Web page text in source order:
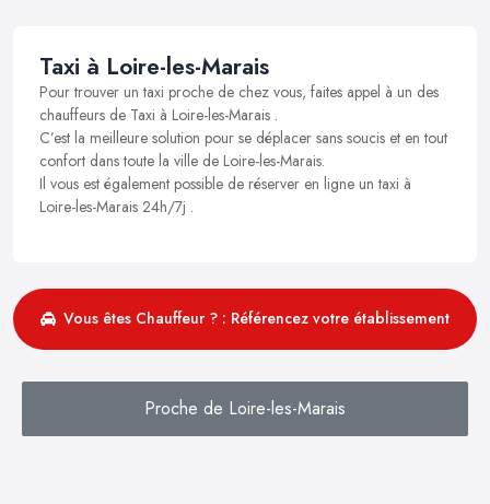
Taxi à Loire-les-Marais
Pour trouver un taxi proche de chez vous, faites appel à un des
chauffeurs de Taxi à Loire-les-Marais .
C’est la meilleure solution pour se déplacer sans soucis et en tout
confort dans toute la ville de Loire-les-Marais.
Il vous est également possible de réserver en ligne un taxi à
Loire-les-Marais 24h/7j .
Vous êtes Chauffeur ? : Référencez votre établissement
Proche de Loire-les-Marais